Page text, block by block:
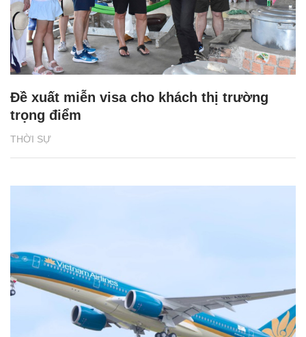
THỜI SỰ
Đề xuất miễn visa cho khách thị trường
trọng điểm